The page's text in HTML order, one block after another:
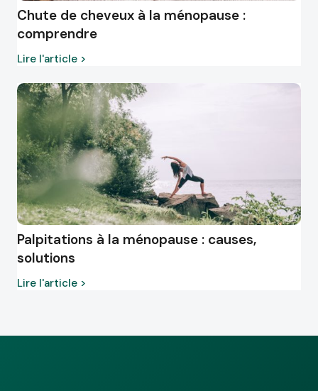
Chute de cheveux à la ménopause :
comprendre
Lire l'article >
Palpitations à la ménopause : causes,
solutions
Lire l'article >